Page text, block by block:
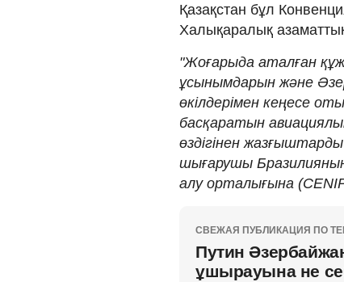
Қазақстан бұл
Халықаралық
"Жоғарыда аталған
ұсынымдарын және
өкілдерімен кеңесе
басқаратын
өздігінен
шығарушы
алу орталығына
СВЕЖАЯ ПУБЛИКАЦИЯ ПО
Путин
ұшырауына не